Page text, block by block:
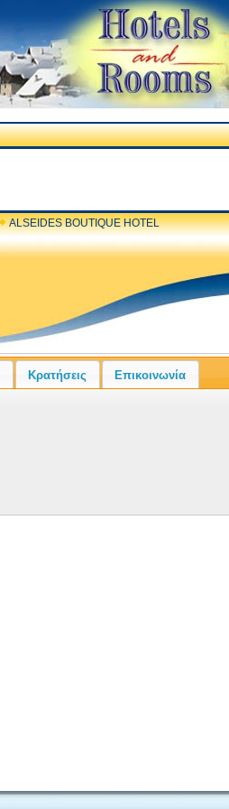
ALSEIDES BOUTIQUE HOTEL
Κρατήσεις Επικοινωνία